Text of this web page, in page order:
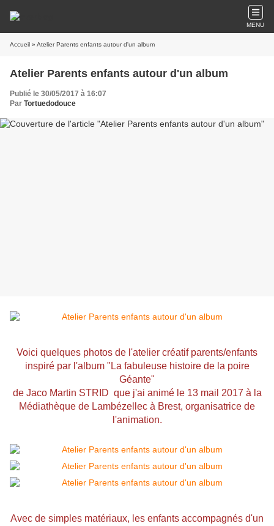
MENU
Accueil » Atelier Parents enfants autour d'un album
Atelier Parents enfants autour d'un album
Publié le 30/05/2017 à 16:07
Par Tortuedodouce
Voici quelques photos de l'atelier créatif parents/enfants
inspiré par l'album " La fabuleuse histoire de la poire
Géante"
de Jaco Martin STRID que j'ai animé le 13 mail 2017 à la
Médiathèque de Lambézellec à Brest, organisatrice de
l'animation.
Avec de simples matériaux, les enfants accompagnés d'un